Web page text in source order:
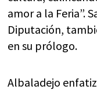
amor a la Feria”.
Diputación,
en su prólogo.
Albaladejo